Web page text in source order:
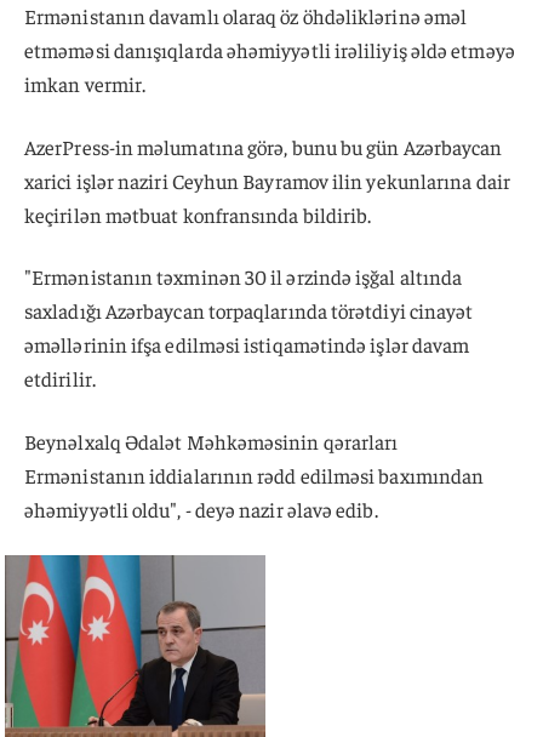
Ermənistanın davamlı olaraq öz öhdəliklərinə əməl
etməməsi danışıqlarda əhəmiyyətli irəliliyiş əldə etməyə
imkan vermir.
AzerPress-in məlumatına görə, bunu bu gün Azərbaycan
xarici işlər naziri Ceyhun Bayramov ilin yekunlarına dair
keçirilən mətbuat konfransında bildirib.
"Ermənistanın təxminən 30 il ərzində işğal altında
saxladığı Azərbaycan torpaqlarında törətdiyi cinayət
əməllərinin ifşa edilməsi istiqamətində işlər davam
etdirilir.
Beynəlxalq Ədalət Məhkəməsinin qərarları
Ermənistanın iddialarının rədd edilməsi baxımından
əhəmiyyətli oldu", - deyə nazir əlavə edib.